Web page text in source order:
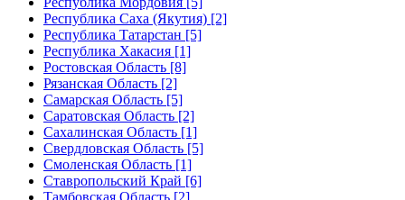
Республика Саха (Якутия) [2]
Республика Татарстан [5]
Республика Хакасия [1]
Ростовская Область [8]
Рязанская Область [2]
Самарская Область [5]
Саратовская Область [2]
Сахалинская Область [1]
Свердловская Область [5]
Смоленская Область [1]
Ставропольский Край [6]
Тамбовская Область [2]